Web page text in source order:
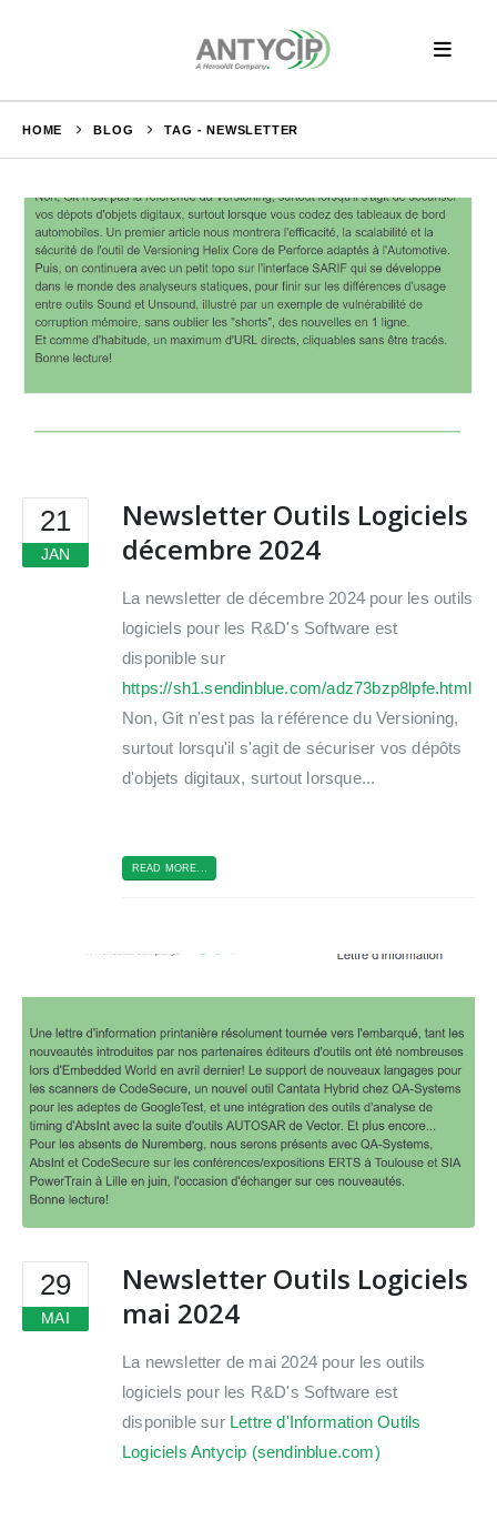
HOME BLOG TAG -NEWSLETTER
21
JAN
Newsletter Outils Logiciels
décembre 2024
La newsletter de décembre 2024 pour les outils
logiciels pour les R&D's Software est
disponible sur
https://sh1.sendinblue.com/adz73bzp8lpfe.html
Non, Git n'est pas la référence du Versioning,
surtout lorsqu'il s'agit de sécuriser vos dépôts
d'objets digitaux, surtout lorsque...
READ MORE...
29
MAI
Newsletter Outils Logiciels
mai 2024
La newsletter de mai 2024 pour les outils
logiciels pour les R&D's Software est
disponible sur Lettre d'Information Outils
Logiciels Antycip (sendinblue.com)